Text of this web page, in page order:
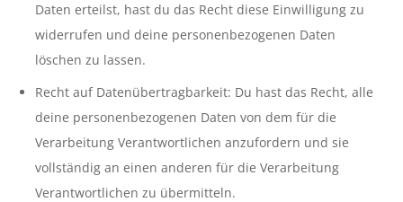
Daten erteilst, hast du das Recht diese Einwilligung zu
widerrufen und deine personenbezogenen Daten
löschen zu lassen.
Recht auf Datenübertragbarkeit: Du hast das Recht, alle
deine personenbezogenen Daten von dem für die
Verarbeitung Verantwortlichen anzufordern und sie
vollständig an einen anderen für die Verarbeitung
Verantwortlichen zu übermitteln.